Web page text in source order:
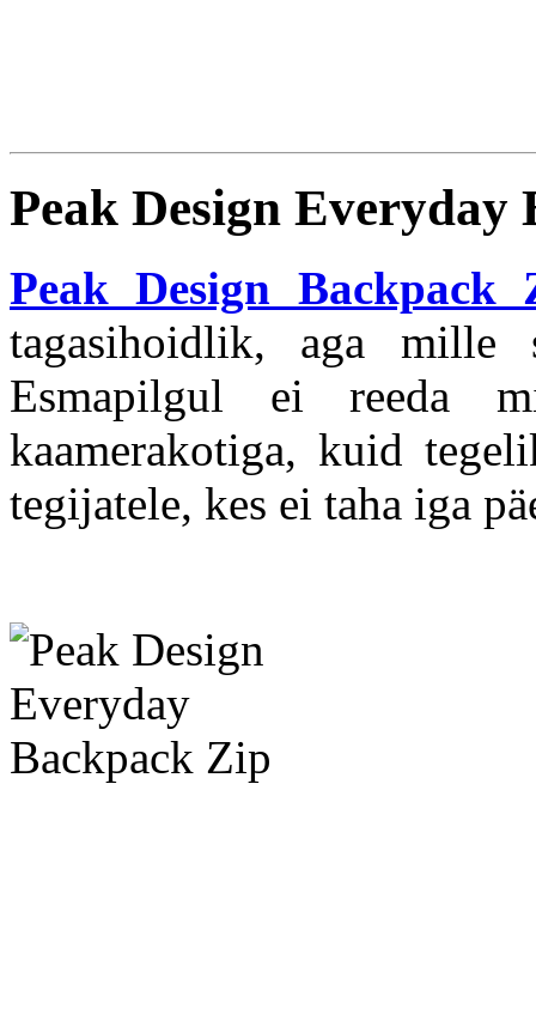
Peak Design Everyday
Peak Design Backpack
tagasihoidlik, aga
Esmapilgul ei reeda
kaamerakotiga, kuid
tegijatele, kes ei taha iga